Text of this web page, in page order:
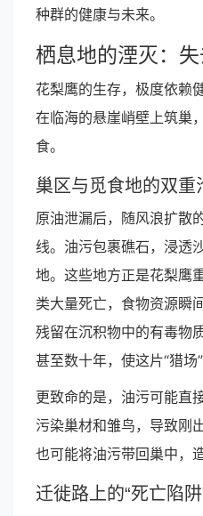
种群的健康与未来。
栖息地的湮灭：
花梨鹰的生存，极度依赖
在临海的悬崖峭壁上筑巢
食。
巢区与觅食地的双重
原油泄漏后，随风浪扩散
线。油污包裹礁石，浸透
地。这些地方正是花梨鹰
类大量死亡，食物资源瞬
残留在沉积物中的有毒物
甚至数十年，使这片“猎场”
更致命的是，油污可能直
污染巢材和雏鸟，导致刚
也可能将油污带回巢中，
迁徙路上的“死亡陷阱